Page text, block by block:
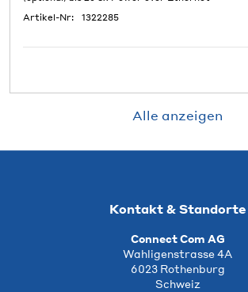
Artikel-Nr:
1322285
Alle anzeigen
Kontakt & Standorte
Connect Com AG
Wahligenstrasse 4A
6023 Rothenburg
Schweiz